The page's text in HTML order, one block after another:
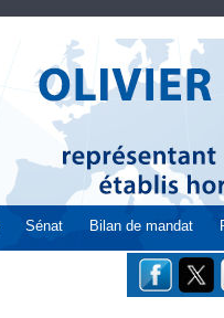
Sénat Bilan de mandat